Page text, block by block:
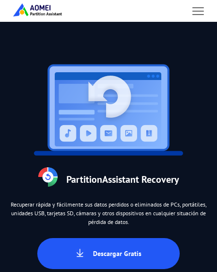
PartitionAssistant Recovery
Recuperar rápida y fácilmente sus datos perdidos o eliminados de PCs, portátiles,
unidades USB, tarjetas SD, cámaras y otros dispositivos en cualquier situación de
pérdida de datos.
Descargar Gratis